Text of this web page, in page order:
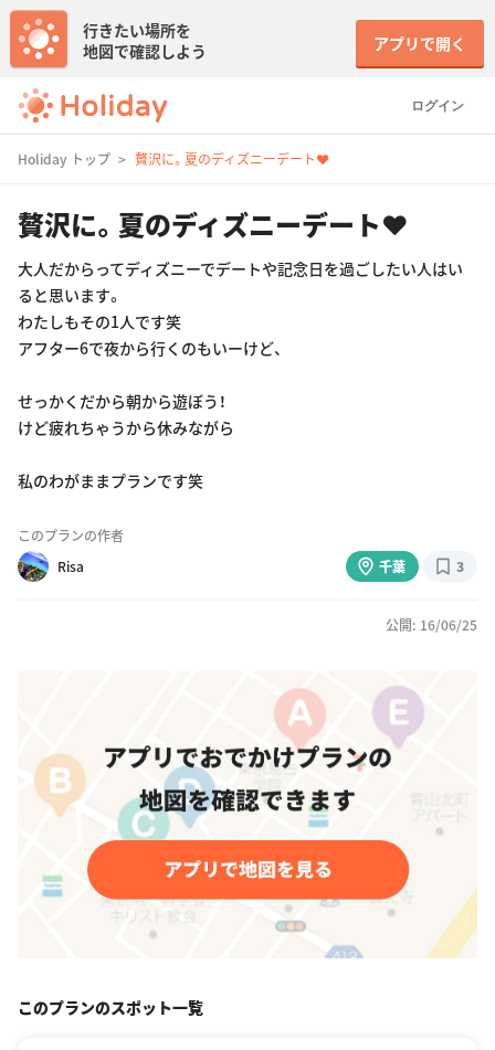
ログイン
行きたい場所を
地図で確認しよう
アプリで開く
Holiday トップ 贅沢に。夏のディズニーデート❤︎
贅沢に。夏のディズニーデート❤︎
大人だからってディズニーでデートや記念日を過ごしたい人はい
ると思います。
わたしもその1人です笑
アフター6で夜から行くのもいーけど、
せっかくだから朝から遊ぼう！
けど疲れちゃうから休みながら
私のわがままプランです笑
このプランの作者
Risa
千葉 3
公開: 16/06/25
このプランのスポット一覧